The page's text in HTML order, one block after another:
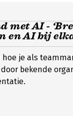
met AI -
en AI bij
je als
bekende